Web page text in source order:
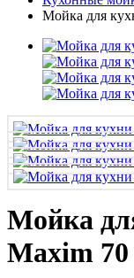
Мойка для
Мойка
Maxim